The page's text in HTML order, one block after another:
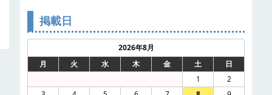
掲載日
2026年8月
月
火 水 木 金 土
日
1
2